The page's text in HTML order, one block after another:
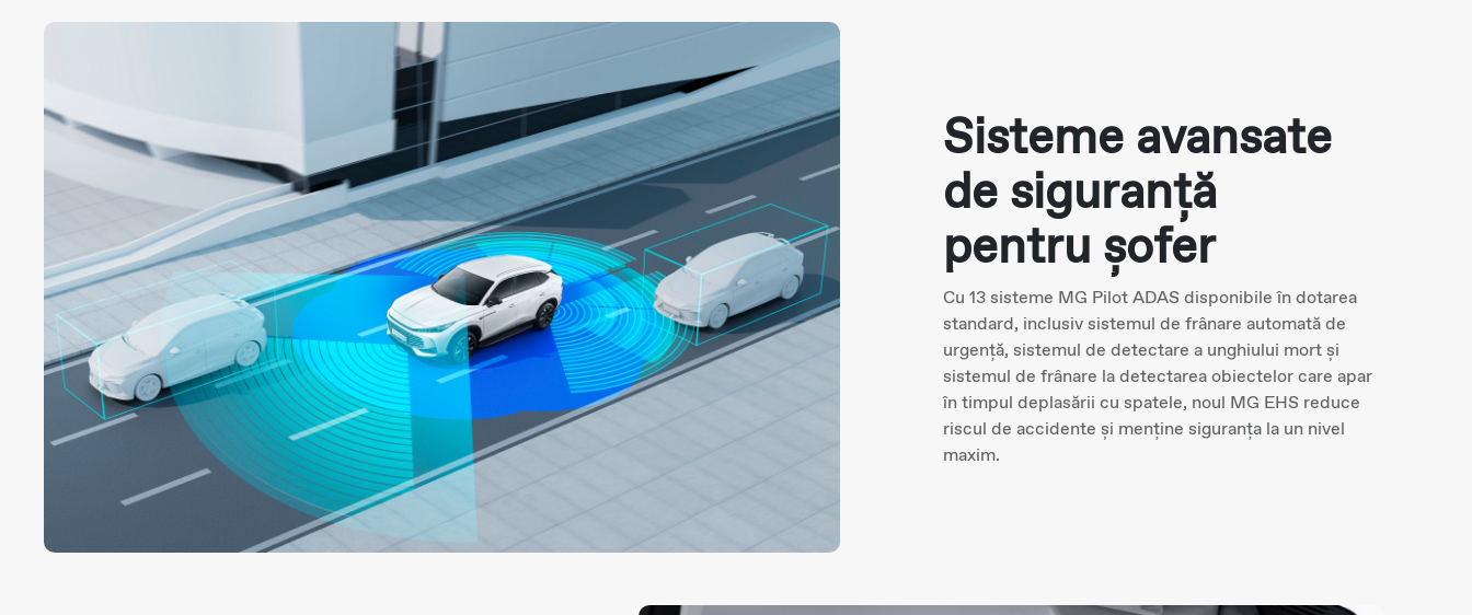
Sisteme avansate
de siguranță
pentru șofer
Cu 13 sisteme MG Pilot ADAS disponibile în dotarea
standard, inclusiv sistemul de frânare automată de
urgență, sistemul de detectare a unghiului mort și
sistemul de frânare la detectarea obiectelor care apar
în timpul deplasării cu spatele, noul MG EHS reduce
riscul de accidente și menține siguranța la un nivel
maxim.